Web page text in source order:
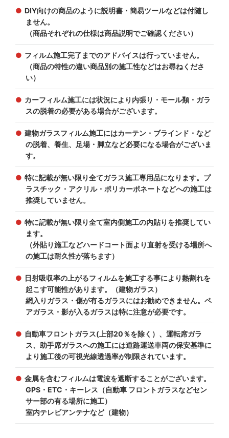
DIY向けの商品のように説明書・簡易ツールなどは付随し
ません。
（商品それぞれの仕様は商品説明でご確認ください）
フィルム施工完了までのアドバイスは行っていません。
（商品の特性の違い商品別の施工性などはお尋ねくださ
い）
カーフィルム施工には状況により内張り・モール類・ガラ
スの脱着の必要がある場合がございます。
建物ガラスフィルム施工にはカーテン・ブラインド・など
の脱着、養生、足場・脚立など必要になる場合がございま
す。
特に記載が無い限り全てガラス施工専用品になります。プ
ラスチック・アクリル・ポリカーポネートなどへの施工は
推奨していません。
特に記載が無い限り全て室内側施工の内貼りを推奨してい
ます。
（外貼り施工などハードコート面より直射を受ける場所へ
の施工は耐久性が落ちます）
日射吸収率の上がるフィルムを施工する事により熱割れを
起こす可能性があります。（建物ガラス）
網入りガラス・傷が有るガラスにはお勧めできません。ペ
アガラス・影が入るガラスは特に注意が必要です。
自動車フロントガラス(上部20％を除く）、運転席ガラ
ス、助手席ガラスへの施工には道路運送車両の保安基準に
より施工後の可視光線透過率が制限されています。
金属を含むフィルムは電波を遮断することがございます。
GPS・ETC・キーレス（自動車 フロントガラスなどセン
サー部の有る場所に施工）
室内テレビアンテナなど（建物）